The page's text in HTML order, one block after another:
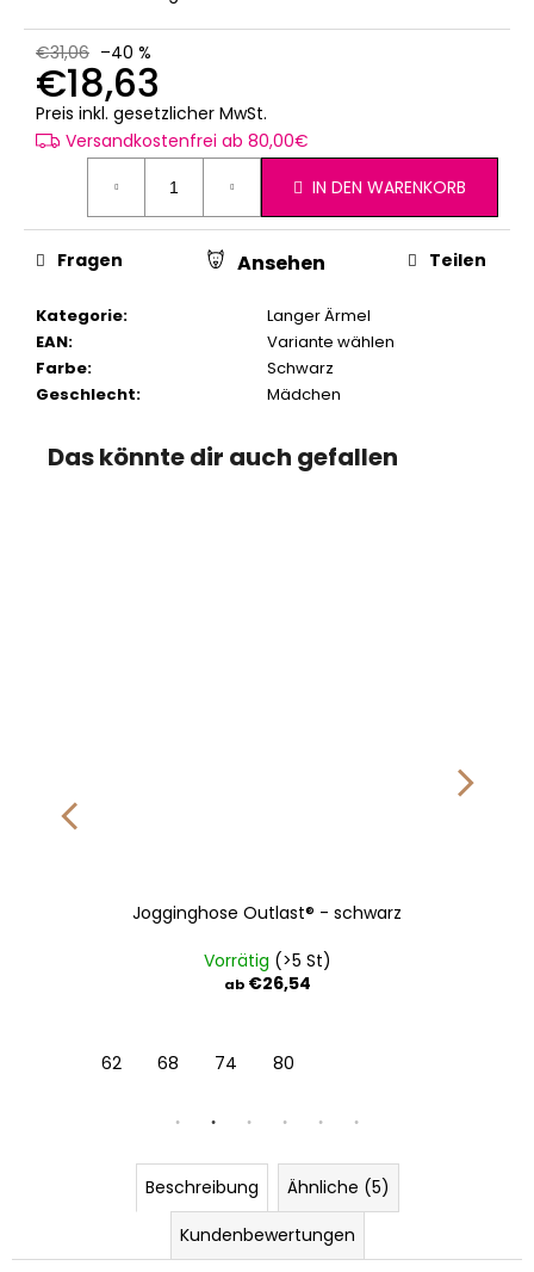
€31,06 –40 %
€18,63
Preis inkl. gesetzlicher MwSt.
Versandkostenfrei ab 80,00€
IN DEN WARENKORB
Kategorie:
Langer Ärmel
EAN:
Variante wählen
Farbe:
Schwarz
Geschlecht: Mädchen
Fragen Ansehen Teilen
Das könnte dir auch gefallen
128
Jogginghose Outlast® - schwarz
Vorrätig (>5 St)
ab€26,54
62 68 74 80
Beschreibung
Ähnliche (5)
Kundenbewertungen